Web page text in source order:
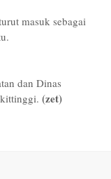
masuk sebagai
dan Dinas
(zet)